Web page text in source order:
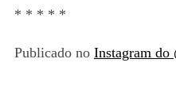
* * * * *
Publicado no Instagram do